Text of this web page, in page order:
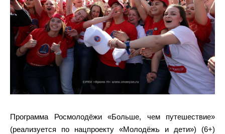
Программа Росмолодёжи «Больше, чем путешествие»
(реализуется по нацпроекту «Молодёжь и дети») (6+)